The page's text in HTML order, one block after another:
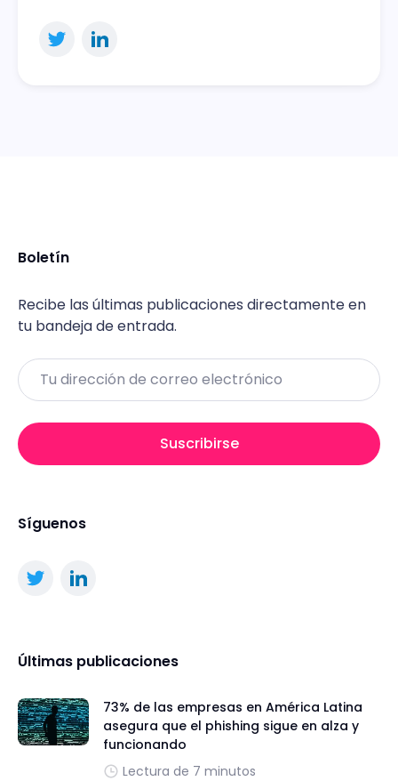
Boletín
Recibe las últimas publicaciones directamente en
tu bandeja de entrada.
Email
Suscribirse
Síguenos
Últimas publicaciones
73% de las empresas en América Latina
asegura que el phishing sigue en alza y
funcionando
Lectura de 7 minutos